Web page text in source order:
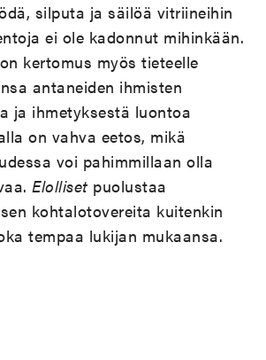
silputa ja säilöä vitriineihin
ei ole kadonnut mihinkään.
kertomus myös tieteelle
antaneiden ihmisten
ja ihmetyksestä luontoa
on vahva eetos, mikä
voi pahimmillaan olla
Elolliset puolustaa
kohtalotovereita kuitenkin
tempaa lukijan mukaansa.